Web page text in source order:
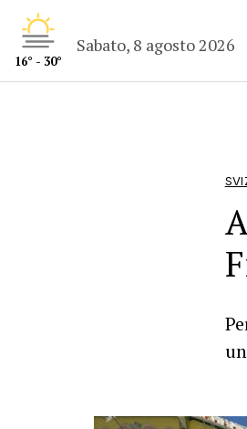
16° - 30°
Sabato, 8 agosto 2026